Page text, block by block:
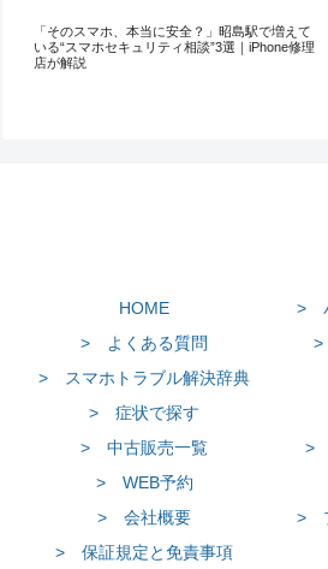
「そのスマホ、本当に安全？」昭島駅で増えて
いる“スマホセキュリティ相談”3選｜iPhone修理
店が解説
HOME
>
> よくある質問
>
> スマホトラブル解決辞典
> 症状で探す
> 中古販売一覧
>
> WEB予約
> 会社概要
>
> 保証規定と免責事項